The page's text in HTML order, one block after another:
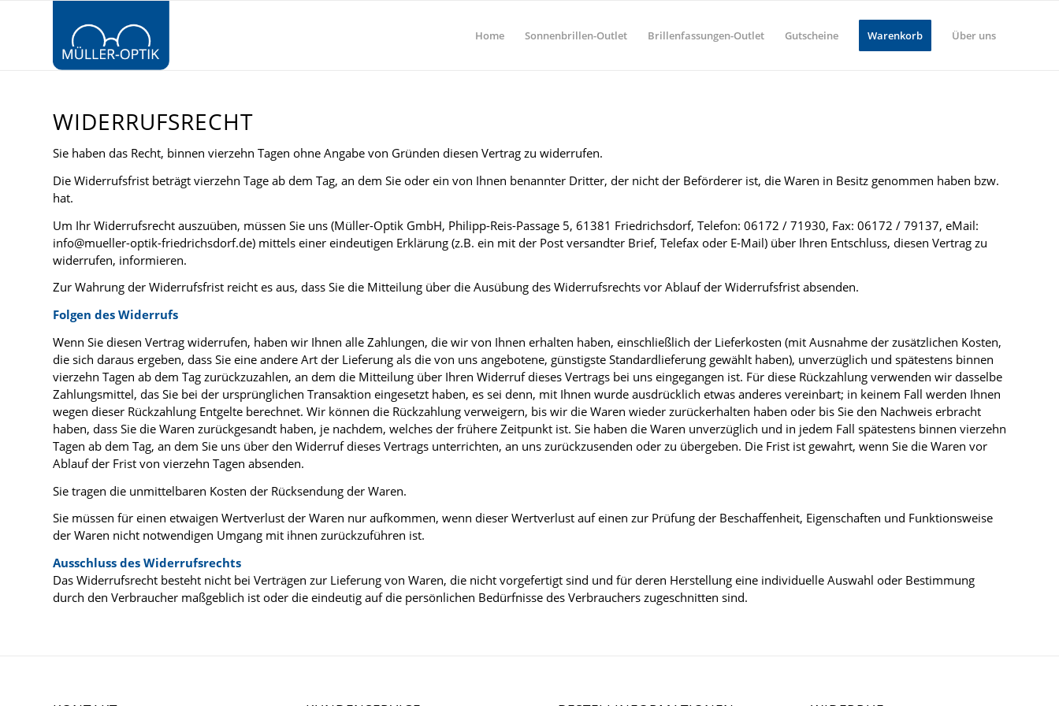
Home Sonnenbrillen-Outlet Brillenfassungen-Outlet Gutscheine Warenkorb Über uns
WIDERRUFSRECHT
Sie haben das Recht, binnen vierzehn Tagen ohne Angabe von Gründen diesen Vertrag zu widerrufen.
Die Widerrufsfrist beträgt vierzehn Tage ab dem Tag, an dem Sie oder ein von Ihnen benannter Dritter, der nicht der Beförderer ist, die Waren in Besitz genommen haben bzw.
hat.
Um Ihr Widerrufsrecht auszuüben, müssen Sie uns (Müller-Optik GmbH, Philipp-Reis-Passage 5, 61381 Friedrichsdorf, Telefon: 06172 / 71930, Fax: 06172 / 79137, eMail:
info@mueller-optik-friedrichsdorf.de) mittels einer eindeutigen Erklärung (z.B. ein mit der Post versandter Brief, Telefax oder E-Mail) über Ihren Entschluss, diesen Vertrag zu
widerrufen, informieren.
Zur Wahrung der Widerrufsfrist reicht es aus, dass Sie die Mitteilung über die Ausübung des Widerrufsrechts vor Ablauf der Widerrufsfrist absenden.
Folgen des Widerrufs
Wenn Sie diesen Vertrag widerrufen, haben wir Ihnen alle Zahlungen, die wir von Ihnen erhalten haben, einschließlich der Lieferkosten (mit Ausnahme der zusätzlichen Kosten,
die sich daraus ergeben, dass Sie eine andere Art der Lieferung als die von uns angebotene, günstigste Standardlieferung gewählt haben), unverzüglich und spätestens binnen
vierzehn Tagen ab dem Tag zurückzuzahlen, an dem die Mitteilung über Ihren Widerruf dieses Vertrags bei uns eingegangen ist. Für diese Rückzahlung verwenden wir dasselbe
Zahlungsmittel, das Sie bei der ursprünglichen Transaktion eingesetzt haben, es sei denn, mit Ihnen wurde ausdrücklich etwas anderes vereinbart; in keinem Fall werden Ihnen
wegen dieser Rückzahlung Entgelte berechnet. Wir können die Rückzahlung verweigern, bis wir die Waren wieder zurückerhalten haben oder bis Sie den Nachweis erbracht
haben, dass Sie die Waren zurückgesandt haben, je nachdem, welches der frühere Zeitpunkt ist. Sie haben die Waren unverzüglich und in jedem Fall spätestens binnen vierzehn
Tagen ab dem Tag, an dem Sie uns über den Widerruf dieses Vertrags unterrichten, an uns zurückzusenden oder zu übergeben. Die Frist ist gewahrt, wenn Sie die Waren vor
Ablauf der Frist von vierzehn Tagen absenden.
Sie tragen die unmittelbaren Kosten der Rücksendung der Waren.
Sie müssen für einen etwaigen Wertverlust der Waren nur aufkommen, wenn dieser Wertverlust auf einen zur Prüfung der Beschaffenheit, Eigenschaften und Funktionsweise
der Waren nicht notwendigen Umgang mit ihnen zurückzuführen ist.
Ausschluss des Widerrufsrechts
Das Widerrufsrecht besteht nicht bei Verträgen zur Lieferung von Waren, die nicht vorgefertigt sind und für deren Herstellung eine individuelle Auswahl oder Bestimmung
durch den Verbraucher maßgeblich ist oder die eindeutig auf die persönlichen Bedürfnisse des Verbrauchers zugeschnitten sind.